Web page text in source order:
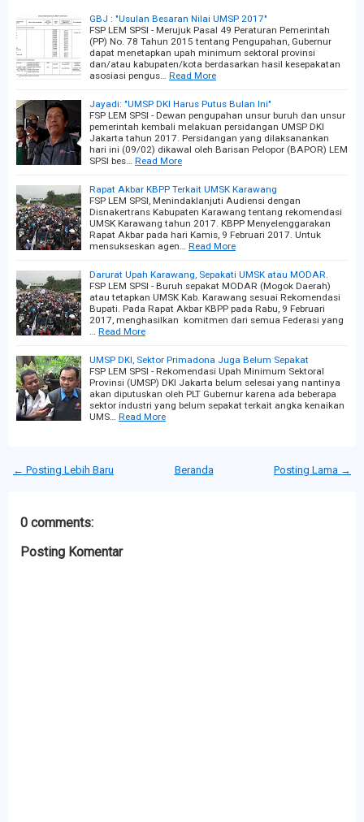
GBJ : "Usulan Besaran Nilai UMSP 2017"
FSP LEM SPSI - Merujuk Pasal 49 Peraturan Pemerintah
(PP) No. 78 Tahun 2015 tentang Pengupahan, Gubernur
dapat menetapkan upah minimum sektoral provinsi
dan/atau kabupaten/kota berdasarkan hasil kesepakatan
asosiasi pengus… Read More
Jayadi: "UMSP DKI Harus Putus Bulan Ini"
FSP LEM SPSI - Dewan pengupahan unsur buruh dan unsur
pemerintah kembali melakuan persidangan UMSP DKI
Jakarta tahun 2017. Persidangan yang dilaksanankan
hari ini (09/02) dikawal oleh Barisan Pelopor (BAPOR) LEM
SPSI bes… Read More
Rapat Akbar KBPP Terkait UMSK Karawang
FSP LEM SPSI, Menindaklanjuti Audiensi dengan
Disnakertrans Kabupaten Karawang tentang rekomendasi
UMSK Karawang tahun 2017. KBPP Menyelenggarakan
Rapat Akbar pada hari Kamis, 9 Februari 2017. Untuk
mensukseskan agen… Read More
Darurat Upah Karawang, Sepakati UMSK atau MODAR.
FSP LEM SPSI - Buruh sepakat MODAR (Mogok Daerah)
atau tetapkan UMSK Kab. Karawang sesuai Rekomendasi
Bupati. Pada Rapat Akbar KBPP pada Rabu, 9 Februari
2017, menghasilkan komitmen dari semua Federasi yang
… Read More
UMSP DKI, Sektor Primadona Juga Belum Sepakat
FSP LEM SPSI - Rekomendasi Upah Minimum Sektoral
Provinsi (UMSP) DKI Jakarta belum selesai yang nantinya
akan diputuskan oleh PLT Gubernur karena ada beberapa
sektor industri yang belum sepakat terkait angka kenaikan
UMS… Read More
← Posting Lebih Baru Posting Lama →
Beranda
0 comments:
Posting Komentar